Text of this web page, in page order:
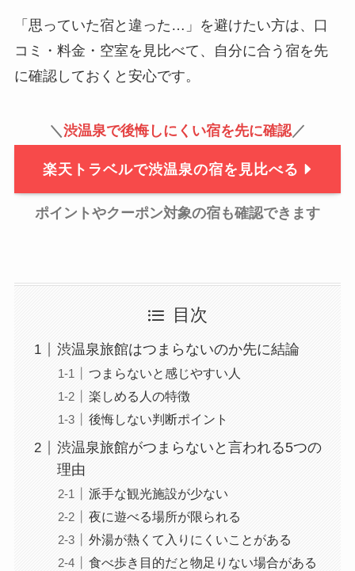
「思っていた宿と違った…」を避けたい方は、口
コミ・料金・空室を見比べて、自分に合う宿を先
に確認しておくと安心です。
＼ 渋温泉で後悔しにくい宿を先に確認 ／
楽天トラベルで渋温泉の宿を見比べる
ポイントやクーポン対象の宿も確認できます
目次
渋温泉旅館はつまらないのか先に結論
つまらないと感じやすい人
楽しめる人の特徴
後悔しない判断ポイント
渋温泉旅館がつまらないと言われる5つの
理由
派手な観光施設が少ない
夜に遊べる場所が限られる
外湯が熱くて入りにくいことがある
食べ歩き目的だと物足りない場合がある